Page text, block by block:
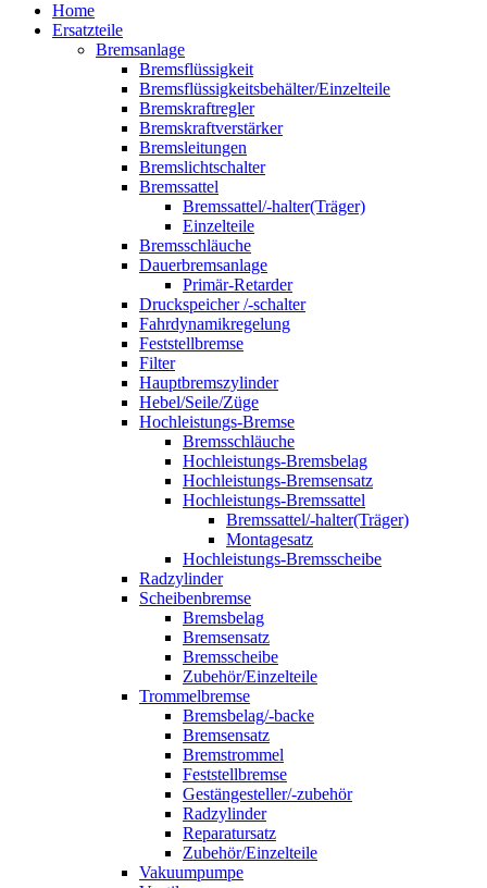
Home
Ersatzteile
Bremsanlage
Bremsflüssigkeit
Bremsflüssigkeitsbehälter/Einzelteile
Bremskraftregler
Bremskraftverstärker
Bremsleitungen
Bremslichtschalter
Bremssattel
Bremssattel/-halter(Träger)
Einzelteile
Bremsschläuche
Dauerbremsanlage
Primär-Retarder
Druckspeicher /-schalter
Fahrdynamikregelung
Feststellbremse
Filter
Hauptbremszylinder
Hebel/Seile/Züge
Hochleistungs-Bremse
Bremsschläuche
Hochleistungs-Bremsbelag
Hochleistungs-Bremsensatz
Hochleistungs-Bremssattel
Bremssattel/-halter(Träger)
Montagesatz
Hochleistungs-Bremsscheibe
Radzylinder
Scheibenbremse
Bremsbelag
Bremsensatz
Bremsscheibe
Zubehör/Einzelteile
Trommelbremse
Bremsbelag/-backe
Bremsensatz
Bremstrommel
Feststellbremse
Gestängesteller/-zubehör
Radzylinder
Reparatursatz
Zubehör/Einzelteile
Vakuumpumpe